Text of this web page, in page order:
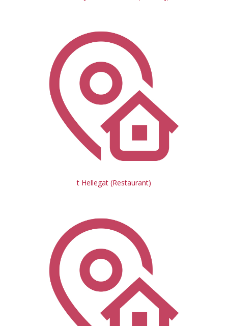
t Hellegat (Restaurant)